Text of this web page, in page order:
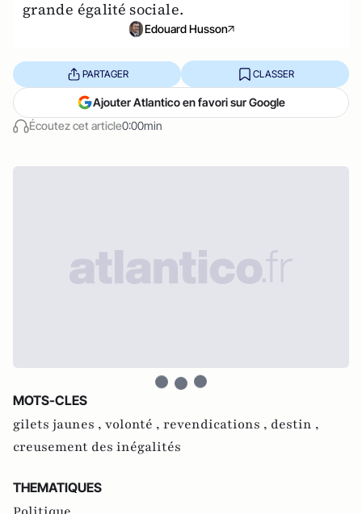
grande égalité sociale.
Edouard Husson
Écoutez cet article0:00min
PARTAGER CLASSER
Ajouter Atlantico en favori sur Google
MOTS-CLES
gilets jaunes , volonté , revendications , destin ,
creusement des inégalités
THEMATIQUES